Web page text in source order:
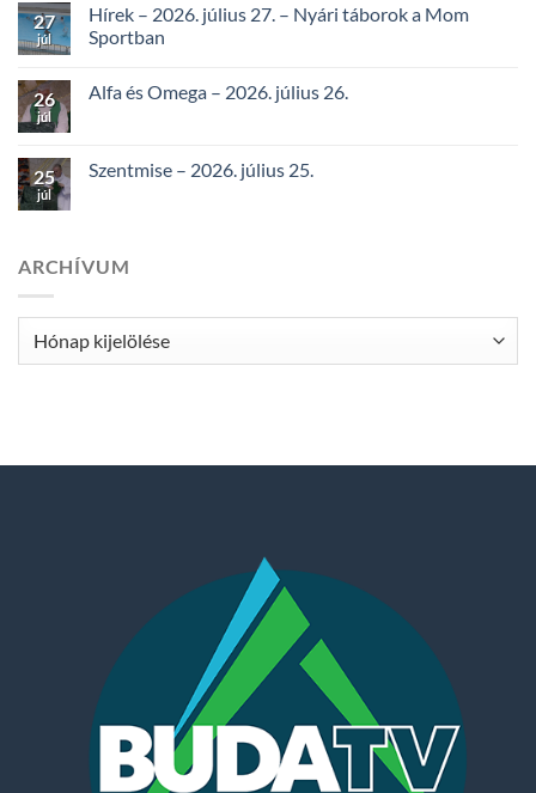
27
júl
Hírek – 2026. július 27. – Nyári táborok a Mom
Sportban
26
júl
Alfa és Omega – 2026. július 26.
25
júl
Szentmise – 2026. július 25.
ARCHÍVUM
Archívum